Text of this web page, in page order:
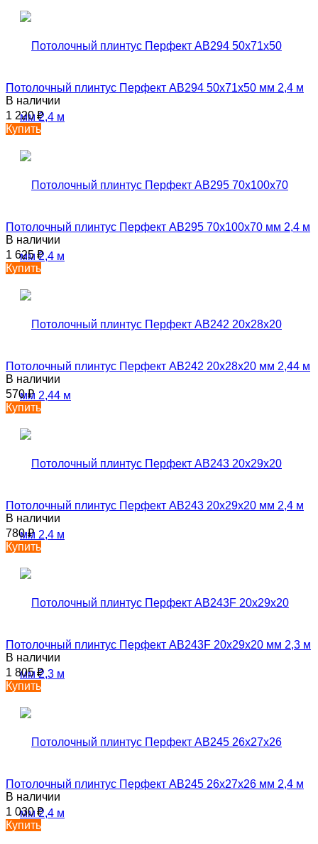
Потолочный плинтус Перфект AB294 50х71х50 мм 2,4 м
В наличии
1 220₽
Купить
Потолочный плинтус Перфект AB295 70х100х70 мм 2,4 м
В наличии
1 625₽
Купить
Потолочный плинтус Перфект AB242 20х28х20 мм 2,44 м
В наличии
570₽
Купить
Потолочный плинтус Перфект AB243 20х29х20 мм 2,4 м
В наличии
780₽
Купить
Потолочный плинтус Перфект AB243F 20х29х20 мм 2,3 м
В наличии
1 805₽
Купить
Потолочный плинтус Перфект AB245 26х27х26 мм 2,4 м
В наличии
1 030₽
Купить